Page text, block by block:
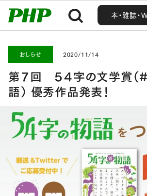
本・雑誌・
本・雑誌・
第７回 ５４字の文学賞
おしらせ 2020/11/14
第７回 ５４字の文学賞
語） 優秀作品発表！